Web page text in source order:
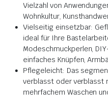
Vielzahl von
Wohnkultur,
Vielseitig einsetzbar:
ideal für Ihre
Modeschmuckperlen,
einfaches Knüpfen,
Pflegeleicht: Das
verblasst oder verblasst
mehrfachem Waschen